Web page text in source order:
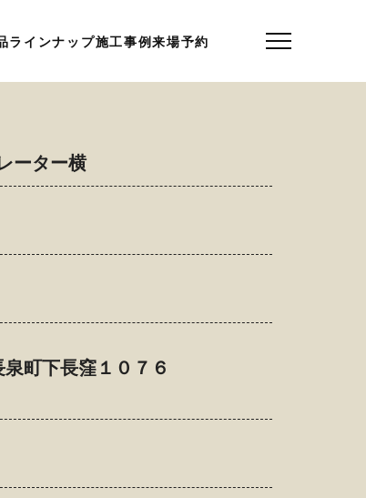
ラインナップ施工事例来場予約
ーター横
町下長窪１０７６